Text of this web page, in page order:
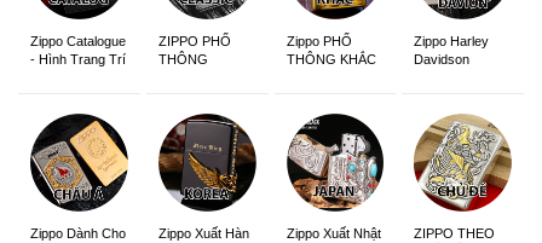
Zippo Catalogue
- Hình Trang Trí
ZIPPO PHỔ
THÔNG
Zippo PHỔ
THÔNG KHẮC
Zippo Harley
Davidson
Zippo Dành Cho
Zippo Xuất Hàn
Zippo Xuất Nhật
ZIPPO THEO